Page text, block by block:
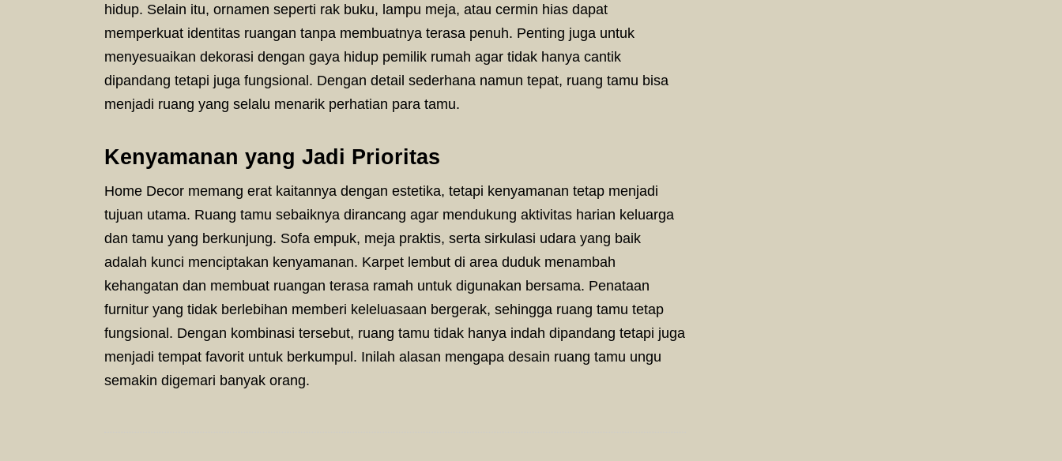
hidup. Selain itu, ornamen seperti rak buku, lampu meja, atau cermin hias dapat
memperkuat identitas ruangan tanpa membuatnya terasa penuh. Penting juga untuk
menyesuaikan dekorasi dengan gaya hidup pemilik rumah agar tidak hanya cantik
dipandang tetapi juga fungsional. Dengan detail sederhana namun tepat, ruang tamu bisa
menjadi ruang yang selalu menarik perhatian para tamu.
Kenyamanan yang Jadi Prioritas
Home Decor memang erat kaitannya dengan estetika, tetapi kenyamanan tetap menjadi
tujuan utama. Ruang tamu sebaiknya dirancang agar mendukung aktivitas harian keluarga
dan tamu yang berkunjung. Sofa empuk, meja praktis, serta sirkulasi udara yang baik
adalah kunci menciptakan kenyamanan. Karpet lembut di area duduk menambah
kehangatan dan membuat ruangan terasa ramah untuk digunakan bersama. Penataan
furnitur yang tidak berlebihan memberi keleluasaan bergerak, sehingga ruang tamu tetap
fungsional. Dengan kombinasi tersebut, ruang tamu tidak hanya indah dipandang tetapi juga
menjadi tempat favorit untuk berkumpul. Inilah alasan mengapa desain ruang tamu ungu
semakin digemari banyak orang.